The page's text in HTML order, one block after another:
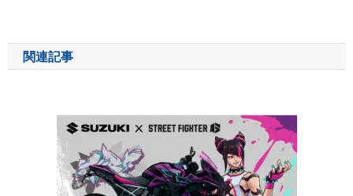
ナ
ビ
関連記事